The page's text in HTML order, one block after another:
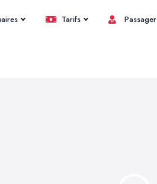
Tarifs Passager